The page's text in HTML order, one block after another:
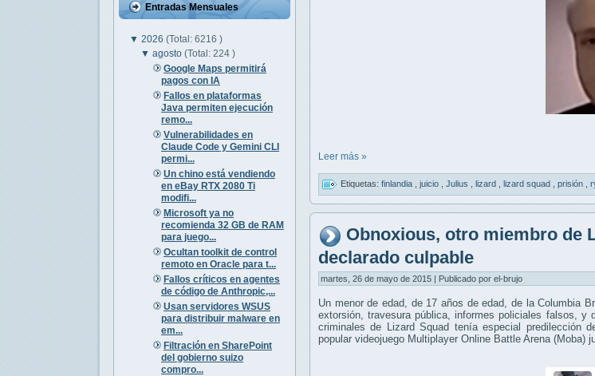
Entradas Mensuales
▼ 2026 (Total: 6216 )
▼agosto(Total: 224 )
Google Maps permitirá
pagos con IA
Fallos en plataformas
Java permiten ejecución
remo...
Vulnerabilidades en
Claude Code y Gemini CLI
permi...
Un chino está vendiendo
en eBay RTX 2080 Ti
modifi...
Microsoft ya no
recomienda 32 GB de RAM
para juego...
Ocultan toolkit de control
remoto en Oracle para t...
Fallos críticos en agentes
de código de Anthropic,...
Usan servidores WSUS
para distribuir malware en
em...
Filtración en SharePoint
del gobierno suizo
compro...
Leer más »
Etiquetas: finlandia juicio Julius lizard lizard squad prisión
Obnoxious, otro miembro de
declarado culpable
martes, 26 de mayo de 2015 | Publicado por el-brujo
Un menor de edad, de 17 años de edad, de la Columbia
extorsión, travesura pública, informes policiales falsos,
criminales de Lizard Squad tenía especial predilección
popular videojuego Multiplayer Online Battle Arena (Moba)